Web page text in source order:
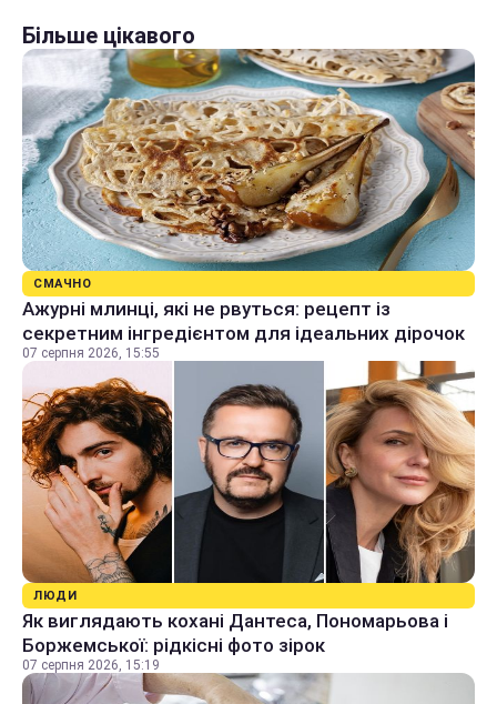
Більше цікавого
СМАЧНО
Ажурні млинці, які не рвуться: рецепт із
секретним інгредієнтом для ідеальних дірочок
07 серпня 2026, 15:55
ЛЮДИ
Як виглядають кохані Дантеса, Пономарьова і
Боржемської: рідкісні фото зірок
07 серпня 2026, 15:19